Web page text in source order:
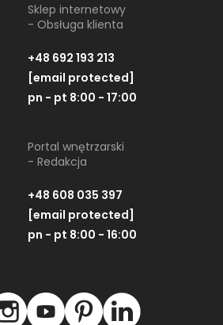
(S4)
90x120 cm,
zamówienie
Brodzik
Sklep internetowy
- Obsługa klienta
+48 692 193 213
[email protected]
pn - pt 8:00 - 17:00
Portal wnętrzarski
- Redakcja
+48 608 035 397
[email protected]
pn - pt 8:00 - 16:00